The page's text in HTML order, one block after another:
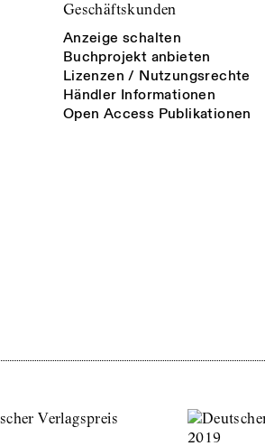
Geschäftskunden
Anzeige schalten
Buchprojekt anbieten
Lizenzen / Nutzungsrechte
Händler Informationen
Open Access Publikationen